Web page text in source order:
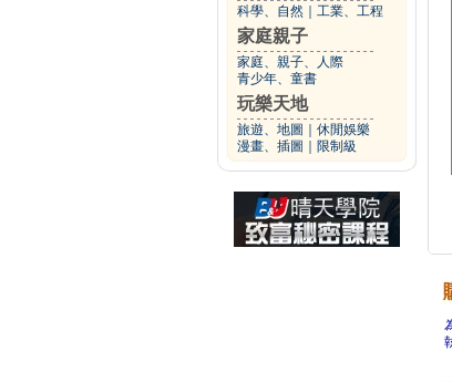
科學、自然 工業、工程
家庭親子
家庭、親子、人際
青少年、童書
玩樂天地
旅遊、地圖
休閒娛樂
漫畫、插圖
限制級